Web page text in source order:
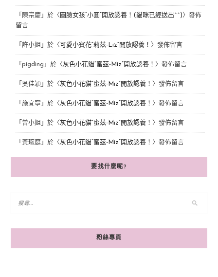
「 陳宗慶」於〈 圓臉女孩“小圓”開放認養！(貓咪已經送出^^)〉發佈
留言
「 許小姐 」於〈 可愛小賓花“莉茲-Liz”開放認養！ 〉發佈留言
「 pigding 」於〈灰色小花貓“蜜茲-Miz”開放認養！ 〉發佈留言
「 吳佳穎 」於〈灰色小花貓“蜜茲-Miz”開放認養！ 〉發佈留言
「 施宜寧 」於〈灰色小花貓“蜜茲-Miz”開放認養！ 〉發佈留言
「 曾小姐 」於〈灰色小花貓“蜜茲-Miz”開放認養！ 〉發佈留言
「 黃琬庭」於〈灰色小花貓“蜜茲-Miz”開放認養！ 〉發佈留言
要找什麼呢?
粉絲專頁